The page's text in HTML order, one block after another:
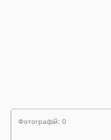
Фотографій: 0